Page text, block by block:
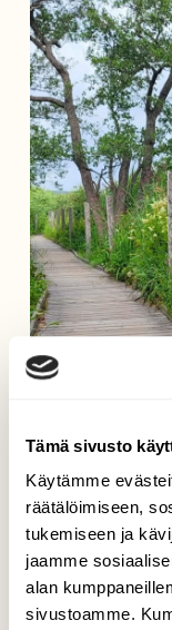
Tämä sivusto
Käytämme
räätälöimiseen,
tukemiseen ja
jaamme
alan
sivustoamme.